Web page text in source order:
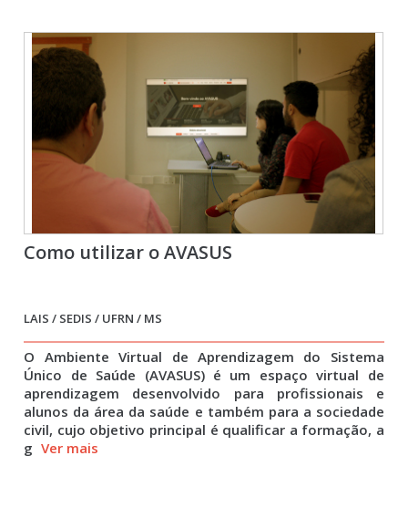
Como utilizar o AVASUS
LAIS / SEDIS / UFRN / MS
O Ambiente Virtual de Aprendizagem do Sistema
Único de Saúde (AVASUS) é um espaço virtual de
aprendizagem desenvolvido para profissionais e
alunos da área da saúde e também para a sociedade
civil, cujo objetivo principal é qualificar a formação, a
g Ver mais